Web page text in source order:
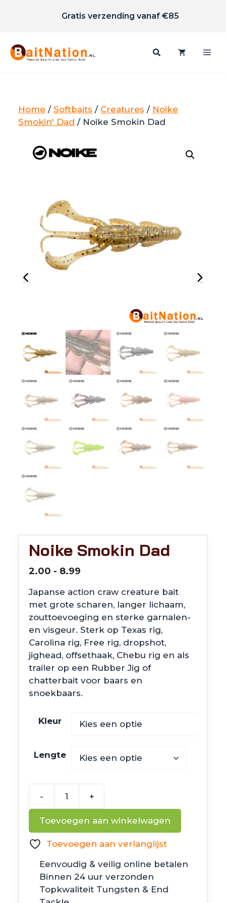
inhoud
Gratis verzending vanaf €85
Home / Softbaits / Creatures / Noike
Smokin' Dad / Noike Smokin Dad
Noike Smokin Dad
2.00 - 8.99
tot
€8.99
Japanse action craw creature bait
met grote scharen, langer lichaam,
zouttoevoeging en sterke garnalen-
en visgeur. Sterk op Texas rig,
Carolina rig, Free rig, dropshot,
jighead, offsethaak, Chebu rig en als
trailer op een Rubber Jig of
chatterbait voor baars en
snoekbaars.
Kleur
Lengte
-
Dad
+
Toevoegen aan winkelwagen
Toevoegen aan verlanglijst
Eenvoudig & veilig online betalen
Binnen 24 uur verzonden
Topkwaliteit Tungsten & End